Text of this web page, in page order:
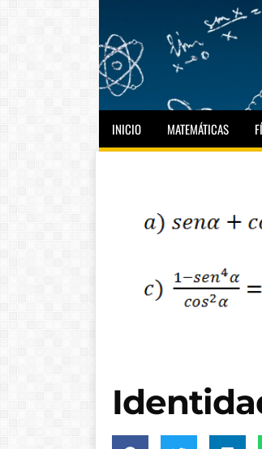
INICIO MATEMÁTICAS